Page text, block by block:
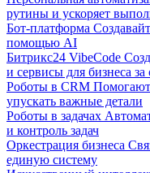
рутины и ускоряет
Бот-платформа
помощью AI
Битрикс24 VibeCode
и сервисы для бизнеса
Роботы в CRM Помогают
упускать важные детали
Роботы в задачах
и контроль задач
Оркестрация бизнеса
единую систему